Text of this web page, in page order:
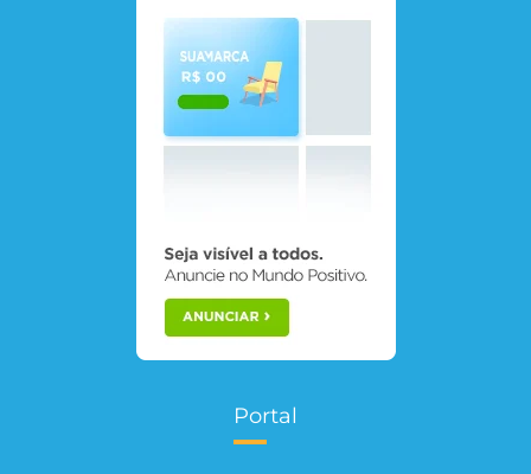
Portal